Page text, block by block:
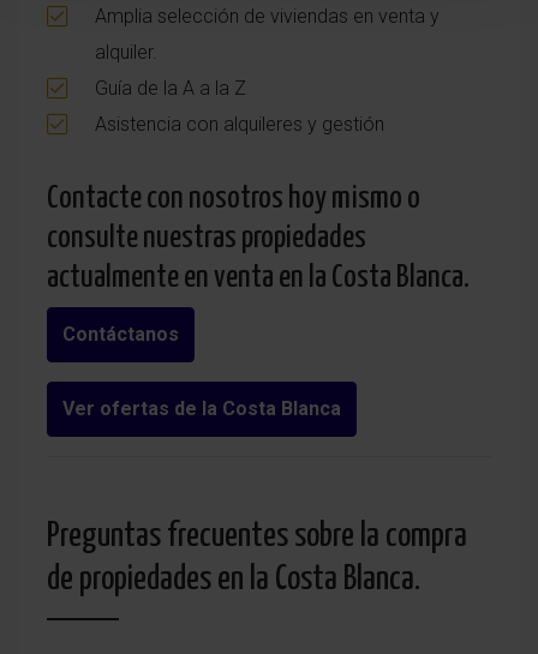
Amplia selección de viviendas en venta y
alquiler.
Guía de la A a la Z
Asistencia con alquileres y gestión
Contacte con nosotros hoy mismo o
consulte nuestras propiedades
actualmente en venta en la Costa Blanca.
Contáctanos
Ver ofertas de la Costa Blanca
Preguntas frecuentes sobre la compra
de propiedades en la Costa Blanca.